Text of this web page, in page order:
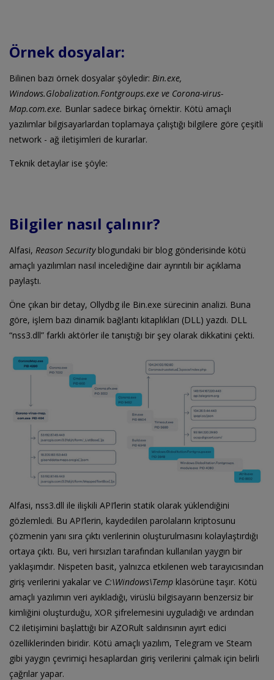
Örnek dosyalar:
Bilinen bazı örnek dosyalar şöyledir: Bin.exe,
Windows.Globalization.Fontgroups.exe ve Corona-virus-
Map.com.exe. Bunlar sadece birkaç örnektir. Kötü amaçlı
yazılımlar bilgisayarlardan toplamaya çalıştığı bilgilere göre çeşitli
network - ağ iletişimleri de kurarlar.
Teknik detaylar ise şöyle:
Bilgiler nasıl çalınır?
Alfasi, Reason Securityblogundaki bir blog gönderisinde kötü
amaçlı yazılımları nasıl incelediğine dair ayrıntılı bir açıklama
paylaştı.
Öne çıkan bir detay, Ollydbg ile Bin.exe sürecinin analizi. Buna
göre, işlem bazı dinamik bağlantı kitaplıkları (DLL) yazdı. DLL
“nss3.dll” farklı aktörler ile tanıştığı bir şey olarak dikkatini çekti.
Alfasi, nss3.dll ile ilişkili API’lerin statik olarak yüklendiğini
gözlemledi. Bu API’lerin, kaydedilen parolaların kriptosunu
çözmenin yanı sıra çıktı verilerinin oluşturulmasını kolaylaştırdığı
ortaya çıktı. Bu, veri hırsızları tarafından kullanılan yaygın bir
yaklaşımdır. Nispeten basit, yalnızca etkilenen web tarayıcısından
giriş verilerini yakalar ve C:\Windows\Temp klasörüne taşır. Kötü
amaçlı yazılımın veri ayıkladığı, virüslü bilgisayarın benzersiz bir
kimliğini oluşturduğu, XOR şifrelemesini uyguladığı ve ardından
C2 iletişimini başlattığı bir AZORult saldırısının ayırt edici
özelliklerinden biridir. Kötü amaçlı yazılım, Telegram ve Steam
gibi yaygın çevrimiçi hesaplardan giriş verilerini çalmak için belirli
çağrılar yapar.